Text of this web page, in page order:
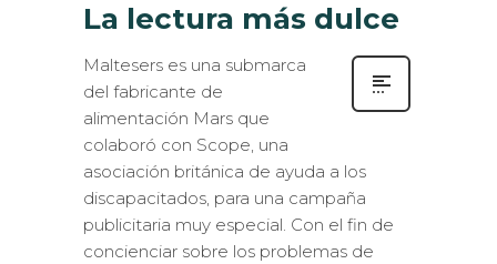
La lectura más dulce
Maltesers es una submarca
del fabricante de
alimentación Mars que
colaboró con Scope, una
asociación británica de ayuda a los
discapacitados, para una campaña
publicitaria muy especial. Con el fin de
concienciar sobre los problemas de